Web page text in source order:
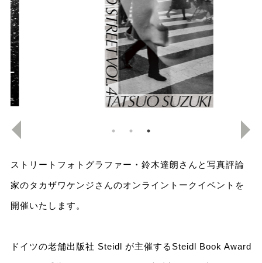
ストリートフォトグラファー・鈴木達朗さんと写真評論
家のタカザワケンジさんのオンライントークイベントを
開催いたします。
ドイツの老舗出版社 Steidl が主催するSteidl Book Award